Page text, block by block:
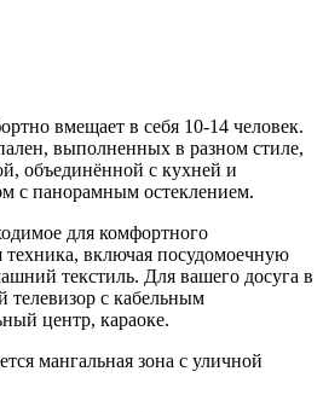
вмещает в себя 10-14 человек.
выполненных в разном стиле,
объединённой с кухней и
с панорамным остеклением.
для комфортного
включая посудомоечную
текстиль. Для вашего досуга в
телевизор с кабельным
центр, караоке.
мангальная зона с уличной